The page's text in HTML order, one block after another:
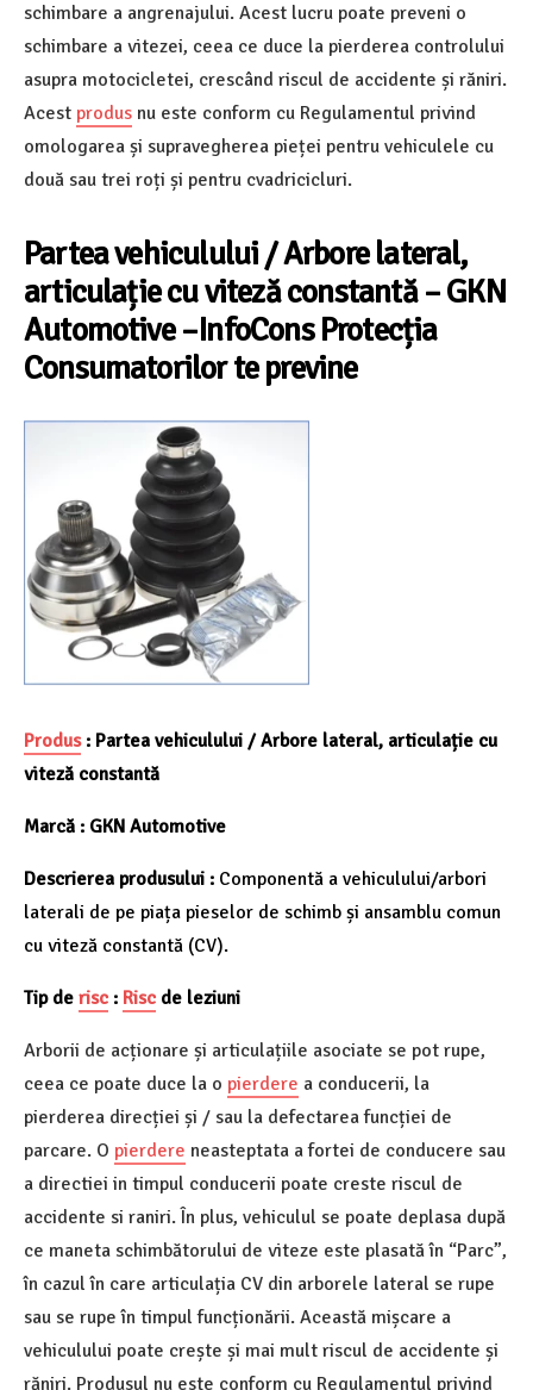
schimbare a angrenajului. Acest lucru poate preveni o
schimbare a vitezei, ceea ce duce la pierderea controlului
asupra motocicletei, crescând riscul de accidente și răniri.
Acest produs nu este conform cu Regulamentul privind
omologarea și supravegherea pieței pentru vehiculele cu
două sau trei roți și pentru cvadricicluri.
Partea vehiculului / Arbore lateral,
articulație cu viteză constantă– GKN
Automotive–InfoCons Protecția
Consumatorilor te previne
Produs: Partea vehiculului / Arbore lateral, articulație cu
viteză constantă
Marcă : GKN Automotive
Descrierea produsului : Componentă a vehiculului/arbori
laterali de pe piața pieselor de schimb și ansamblu comun
cu viteză constantă (CV).
Tip de risc : Risc de leziuni
Arborii de acționare și articulațiile asociate se pot rupe,
ceea ce poate duce la o pierdere a conducerii, la
pierderea direcției și / sau la defectarea funcției de
parcare. O pierdere neasteptata a fortei de conducere sau
a directiei in timpul conducerii poate creste riscul de
accidente si raniri. În plus, vehiculul se poate deplasa după
ce maneta schimbătorului de viteze este plasată în “Parc”,
în cazul în care articulația CV din arborele lateral se rupe
sau se rupe în timpul funcționării. Această mișcare a
vehiculului poate crește și mai mult riscul de accidente și
răniri. Produsul nu este conform cu Regulamentul privind